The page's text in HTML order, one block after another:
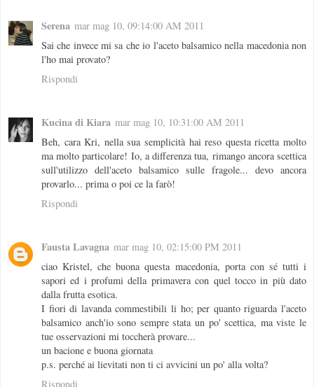
Serena mar mag 10, 09:14:00 AM 2011
Sai che invece mi sa che io l'aceto balsamico nella macedonia non
l'ho mai provato?
Rispondi
Kucina di Kiara mar mag 10, 10:31:00 AM 2011
Beh, cara Kri, nella sua semplicità hai reso questa ricetta molto
ma molto particolare! Io, a differenza tua, rimango ancora scettica
sull'utilizzo dell'aceto balsamico sulle fragole... devo ancora
provarlo... prima o poi ce la farò!
Rispondi
Fausta Lavagna mar mag 10, 02:15:00 PM 2011
ciao Kristel, che buona questa macedonia, porta con sé tutti i
sapori ed i profumi della primavera con quel tocco in più dato
dalla frutta esotica.
I fiori di lavanda commestibili li ho; per quanto riguarda l'aceto
balsamico anch'io sono sempre stata un po' scettica, ma viste le
tue osservazioni mi toccherà provare...
un bacione e buona giornata
p.s. perché ai lievitati non ti ci avvicini un po' alla volta?
Rispondi